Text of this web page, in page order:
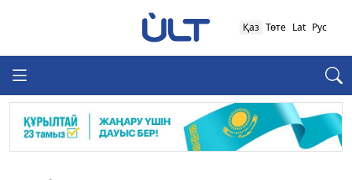
Қаз Төте Lat Рус